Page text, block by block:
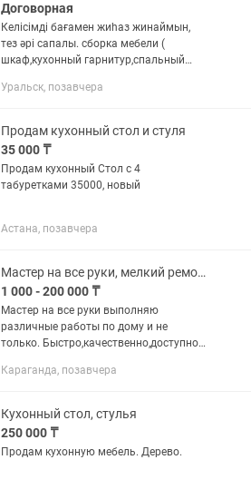
Договорная
Келісімді бағамен жиһаз жинаймын,
тез әрі сапалы. сборка мебели (
шкаф,кухонный гарнитур,спальный
стол,стулья) по приемлемой
Уральск, позавчера
Продам кухонный стол и стуля
35 000 ₸
Продам кухонный Стол с 4
табуретками 35000, новый
Астана, позавчера
Мастер на все руки, мелкий ремонт по дому.
1 000 - 200 000 ₸
Мастер на все руки выполняю
различные работы по дому и не
только. Быстро,качественно,доступно и
Если не отвечаю напишите на
Караганда, позавчера
Кухонный стол, стулья
250 000 ₸
Продам кухонную мебель. Дерево.